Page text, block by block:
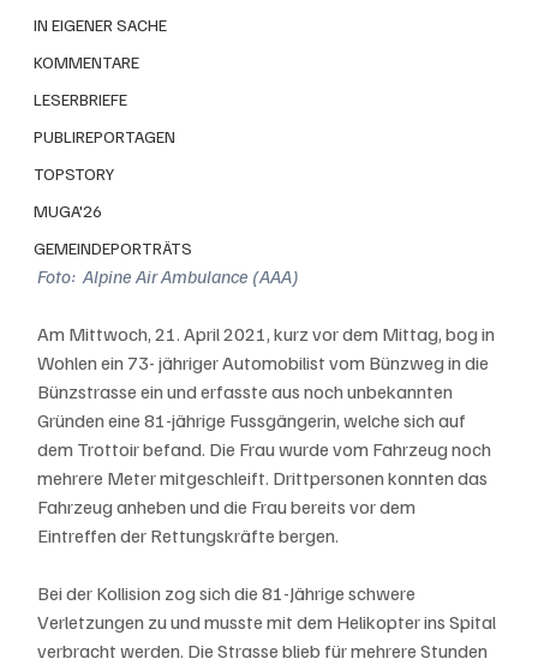
IN EIGENER SACHE
KOMMENTARE
LESERBRIEFE
PUBLIREPORTAGEN
TOPSTORY
MUGA'26
GEMEINDEPORTRÄTS
Foto:  Alpine Air Ambulance (AAA)
Am Mittwoch, 21. April 2021, kurz vor dem Mittag, bog in
Wohlen ein 73- jähriger Automobilist vom Bünzweg in die
Bünzstrasse ein und erfasste aus noch unbekannten
Gründen eine 81-jährige Fussgängerin, welche sich auf
dem Trottoir befand. Die Frau wurde vom Fahrzeug noch
mehrere Meter mitgeschleift. Drittpersonen konnten das
Fahrzeug anheben und die Frau bereits vor dem
Eintreffen der Rettungskräfte bergen.
Bei der Kollision zog sich die 81-Jährige schwere
Verletzungen zu und musste mit dem Helikopter ins Spital
verbracht werden. Die Strasse blieb für mehrere Stunden